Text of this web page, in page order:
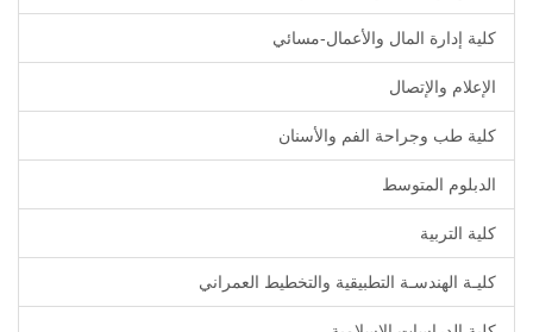
كلية إدارة المال والأعمال-مسائي
الإعلام والإتصال
كلية طب وجراحة الفم والأسنان
الدبلوم المتوسط
كلية التربية
كليـة الهندسـة التطبيقية والتخطيط العمراني